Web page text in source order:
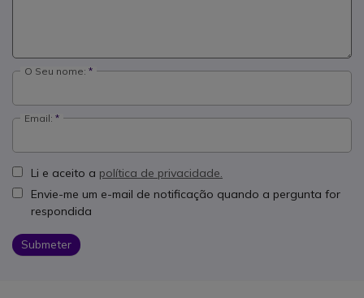
O Seu nome:
Email:
Li e aceito a política de privacidade.
Envie-me um e-mail de notificação quando a pergunta for
respondida
Submeter